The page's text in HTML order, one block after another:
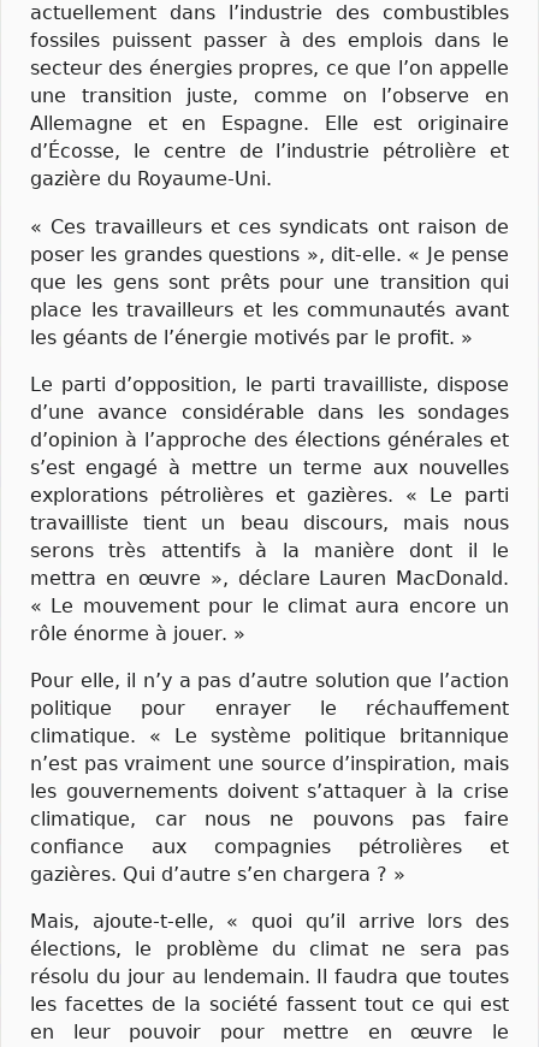
actuellement dans l’industrie des combustibles
fossiles puissent passer à des emplois dans le
secteur des énergies propres, ce que l’on appelle
une transition juste, comme on l’observe en
Allemagne et en Espagne. Elle est originaire
d’Écosse, le centre de l’industrie pétrolière et
gazière du Royaume-Uni.
« Ces travailleurs et ces syndicats ont raison de
poser les grandes questions », dit-elle. « Je pense
que les gens sont prêts pour une transition qui
place les travailleurs et les communautés avant
les géants de l’énergie motivés par le profit. »
Le parti d’opposition, le parti travailliste, dispose
d’une avance considérable dans les sondages
d’opinion à l’approche des élections générales et
s’est engagé à mettre un terme aux nouvelles
explorations pétrolières et gazières. « Le parti
travailliste tient un beau discours, mais nous
serons très attentifs à la manière dont il le
mettra en œuvre », déclare Lauren MacDonald.
« Le mouvement pour le climat aura encore un
rôle énorme à jouer. »
Pour elle, il n’y a pas d’autre solution que l’action
politique pour enrayer le réchauffement
climatique. « Le système politique britannique
n’est pas vraiment une source d’inspiration, mais
les gouvernements doivent s’attaquer à la crise
climatique, car nous ne pouvons pas faire
confiance aux compagnies pétrolières et
gazières. Qui d’autre s’en chargera ? »
Mais, ajoute-t-elle, « quoi qu’il arrive lors des
élections, le problème du climat ne sera pas
résolu du jour au lendemain. Il faudra que toutes
les facettes de la société fassent tout ce qui est
en leur pouvoir pour mettre en œuvre le